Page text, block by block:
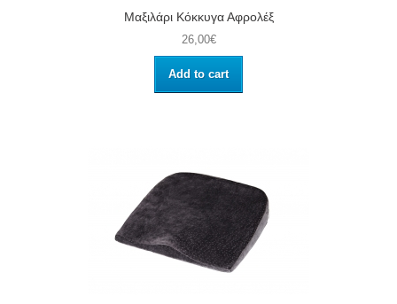
Μαξιλάρι Κόκκυγα Αφρολέξ
26,00€
Add to cart